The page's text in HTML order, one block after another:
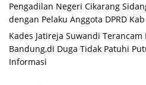
Pengadilan Negeri Cikarang
dengan Pelaku Anggota DPRD
Kades Jatireja Suwandi Terancam
Bandung,di Duga Tidak Patuhi
Informasi